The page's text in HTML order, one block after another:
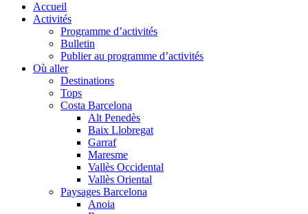
Accueil
Activités
Programme d’activités
Bulletin
Publier au programme d’activités
Où aller
Destinations
Tops
Costa Barcelona
Alt Penedès
Baix Llobregat
Garraf
Maresme
Vallès Occidental
Vallès Oriental
Paysages Barcelona
Anoia